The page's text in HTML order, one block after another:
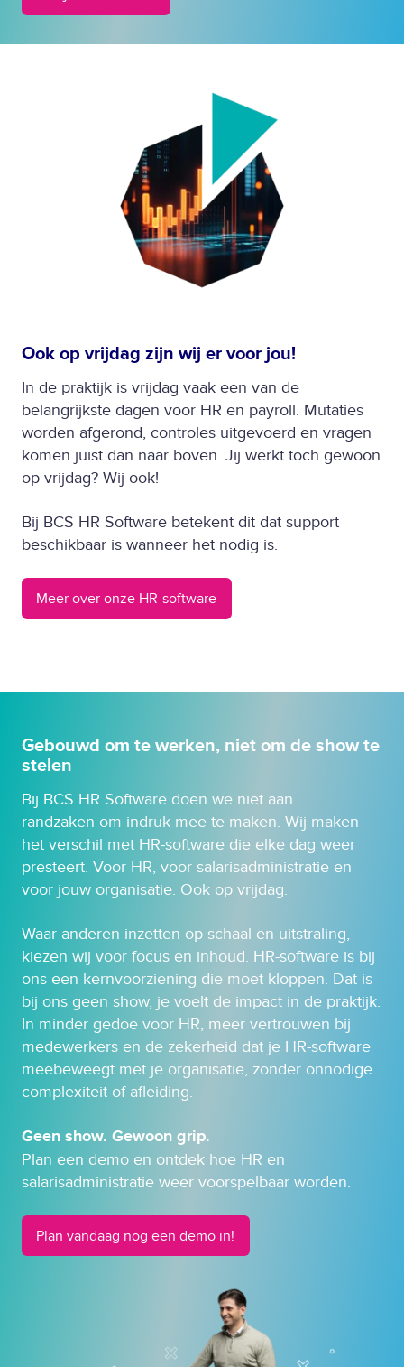
Ook op vrijdag zijn wij er voor jou!
In de praktijk is vrijdag vaak een van de
belangrijkste dagen voor HR en payroll. Mutaties
worden afgerond, controles uitgevoerd en vragen
komen juist dan naar boven. Jij werkt toch gewoon
op vrijdag? Wij ook!
Bij BCS HR Software betekent dit dat support
beschikbaar is wanneer het nodig is.
Meer over onze HR-software
Gebouwd om te werken, niet om de show te
stelen
Bij BCS HR Software doen we niet aan
randzaken om indruk mee te maken. Wij maken
het verschil met HR-software die elke dag weer
presteert. Voor HR, voor salarisadministratie en
voor jouw organisatie. Ook op vrijdag.
Waar anderen inzetten op schaal en uitstraling,
kiezen wij voor focus en inhoud. HR-software is bij
ons een kernvoorziening die moet kloppen. Dat is
bij ons geen show, je voelt de impact in de praktijk.
In minder gedoe voor HR, meer vertrouwen bij
medewerkers en de zekerheid dat je HR-software
meebeweegt met je organisatie, zonder onnodige
complexiteit of afleiding.
Geen show. Gewoon grip.
Plan een demo en ontdek hoe HR en
salarisadministratie weer voorspelbaar worden.
Plan vandaag nog een demo in!